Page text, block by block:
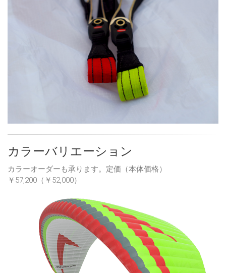
カラーバリエーション
カラーオーダーも承ります。定価（本体価格）
￥57,200（￥52,000）